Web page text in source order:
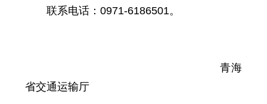
联系电话：0971-6186501。
青海
省交通运输厅